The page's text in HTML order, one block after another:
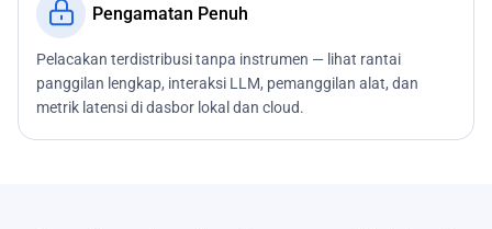
Pengamatan Penuh
Pelacakan terdistribusi tanpa instrumen — lihat rantai
panggilan lengkap, interaksi LLM, pemanggilan alat, dan
metrik latensi di dasbor lokal dan cloud.